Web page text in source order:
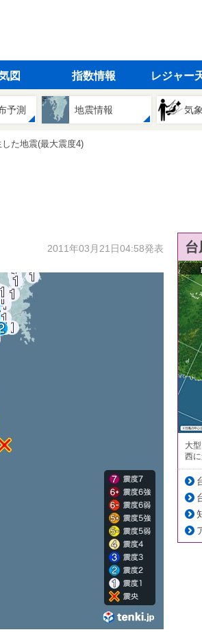
図 指数情報 レジャー
予測 地震情報 気
た地震(最大震度4)
2011年03月21日04:58発表
大
西